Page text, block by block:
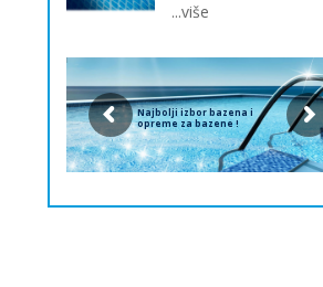
...više
Najbolji izbor bazena i
opreme za bazene !